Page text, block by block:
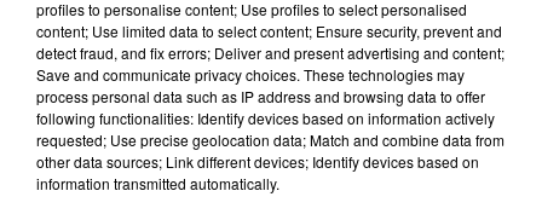
profiles to personalise content; Use profiles to select personalised
content; Use limited data to select content; Ensure security, prevent and
detect fraud, and fix errors; Deliver and present advertising and content;
Save and communicate privacy choices. These technologies may
process personal data such as IP address and browsing data to offer
following functionalities: Identify devices based on information actively
requested; Use precise geolocation data; Match and combine data from
other data sources; Link different devices; Identify devices based on
information transmitted automatically.